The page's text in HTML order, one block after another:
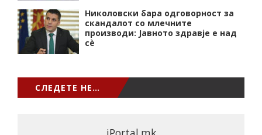
Николовски бара одговорност за
скандалот со млечните
производи: Јавното здравје е над
сѐ
СЛЕДЕТЕ НЕ…